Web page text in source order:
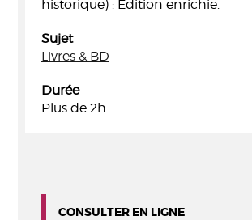
historique) : Édition enrichie.
Sujet
Livres & BD
Durée
Plus de 2h.
CONSULTER EN LIGNE